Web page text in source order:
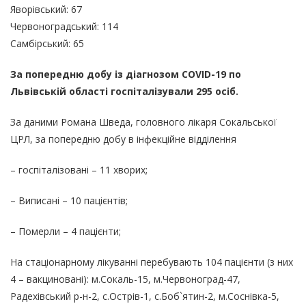
Яворівський: 67
Червоноградський: 114
Самбірський: 65
За попередню добу із діагнозом COVID-19 по
Львівській області госпіталізували 295 осіб.
За даними Романа Шведа, головного лікаря Сокальської
ЦРЛ, за попередню добу в інфекційне відділення
– госпіталізовані – 11 хворих;
– Виписані – 10 пацієнтів;
– Померли – 4 пацієнти;
На стаціонарному лікуванні перебувають 104 пацієнти (з них
4 – вакциновані): м.Сокаль-15, м.Червоноград-47,
Радехівський р-н-2, с.Острів-1, с.Боб`ятин-2, м.Соснівка-5,